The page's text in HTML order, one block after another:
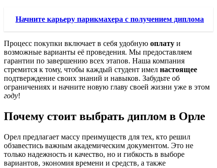
Начните карьеру парикмахера с получением диплома
Процесс покупки включает в себя удобную оплату и
возможные варианты её проведения. Мы предоставляем
гарантии по завершению всех этапов. Наша компания
стремится к тому, чтобы каждый студент имел настоящее
подтверждение своих знаний и навыков. Забудьте об
ограничениях и начните новую главу своей жизни уже в этом
году!
Почему стоит выбрать диплом в Орле
Орел предлагает массу преимуществ для тех, кто решил
обзавестись важным академическим документом. Это не
только надежность и качество, но и гибкость в выборе
вариантов, экономия времени и средств, а также